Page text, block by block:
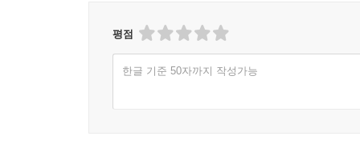
청소해놓기 전에 한동안 텍스트의 진창에서 뒹굴
만 한다고 주장해왔다. 이와 마찬가지로 또 다른
야만 한다.
--- p.360
옛이야기였다. 그 이야기들은 입에서 입으로, 혹
이야기가 갖는 힘이 바로 신화를 오랜 세월 동
내러티브를 더 강조하는 것도 이러한 맥락에서 비
이야기로서의 신화는 서로 다른 시대와 문화
평점
한글 기준 50자까지 작성가능